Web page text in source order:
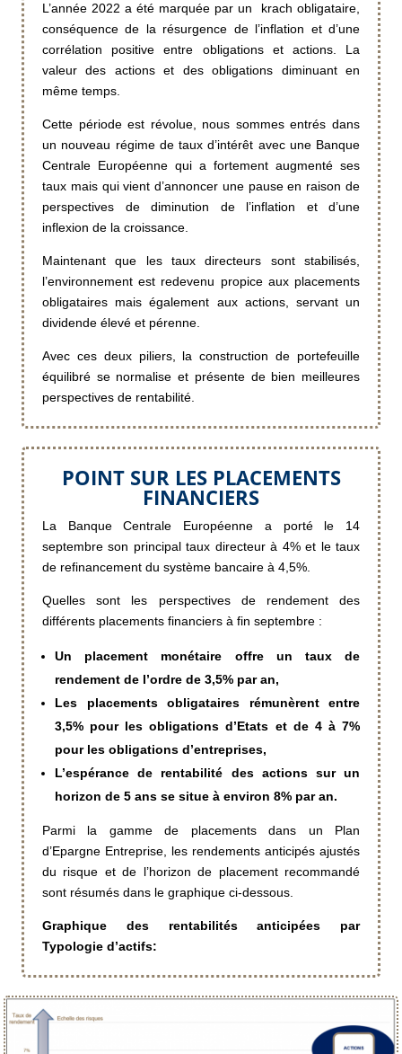
L’année 2022 a été marquée par un krach obligataire,
conséquence de la résurgence de l’inflation et d’une
corrélation positive entre obligations et actions. La
valeur des actions et des obligations diminuant en
même temps.
Cette période est révolue, nous sommes entrés dans
un nouveau régime de taux d’intérêt avec une Banque
Centrale Européenne qui a fortement augmenté ses
taux mais qui vient d’annoncer une pause en raison de
perspectives de diminution de l’inflation et d’une
inflexion de la croissance.
Maintenant que les taux directeurs sont stabilisés,
l’environnement est redevenu propice aux placements
obligataires mais également aux actions, servant un
dividende élevé et pérenne.
Avec ces deux piliers, la construction de portefeuille
équilibré se normalise et présente de bien meilleures
perspectives de rentabilité.
POINT SUR LES PLACEMENTS
FINANCIERS
La Banque Centrale Européenne a porté le 14
septembre son principal taux directeur à 4% et le taux
de refinancement du système bancaire à 4,5%.
Quelles sont les perspectives de rendement des
différents placements financiers à fin septembre :
Un placement monétaire offre un taux de
rendement de l’ordre de 3,5% par an,
Les placements obligataires rémunèrent entre
3,5% pour les obligations d’Etats et de 4 à 7%
pour les obligations d’entreprises,
L’espérance de rentabilité des actions sur un
horizon de 5 ans se situe à environ 8% par an.
Parmi la gamme de placements dans un Plan
d’Epargne Entreprise, les rendements anticipés ajustés
du risque et de l’horizon de placement recommandé
sont résumés dans le graphique ci-dessous.
Graphique des rentabilités anticipées par
Typologie d’actifs: